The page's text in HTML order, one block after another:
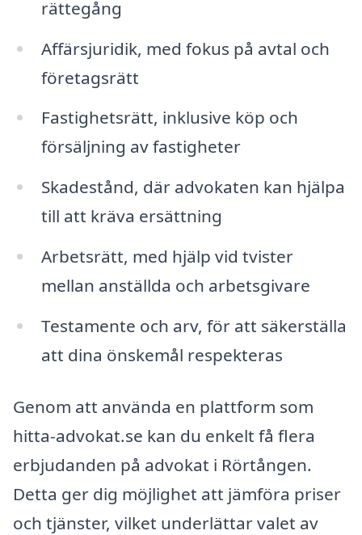
rättegång
Affärsjuridik, med fokus på avtal och
företagsrätt
Fastighetsrätt, inklusive köp och
försäljning av fastigheter
Skadestånd, där advokaten kan hjälpa
till att kräva ersättning
Arbetsrätt, med hjälp vid tvister
mellan anställda och arbetsgivare
Testamente och arv, för att säkerställa
att dina önskemål respekteras
Genom att använda en plattform som
hitta-advokat.se kan du enkelt få flera
erbjudanden på advokat i Rörtången.
Detta ger dig möjlighet att jämföra priser
och tjänster, vilket underlättar valet av